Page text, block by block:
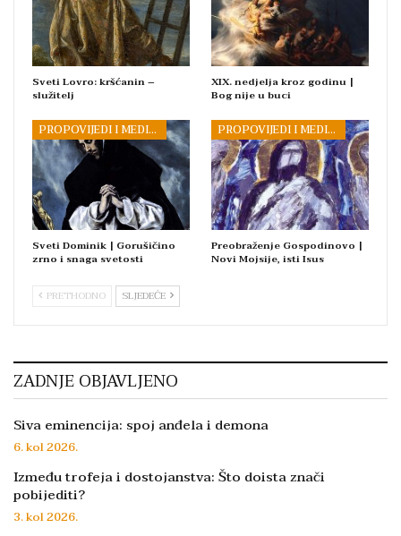
Sveti Lovro: kršćanin –
služitelj
XIX. nedjelja kroz godinu |
Bog nije u buci
PROPOVIJEDI I MEDITACIJE
Sveti Dominik | Gorušičino
zrno i snaga svetosti
PROPOVIJEDI I MEDITACIJE
Preobraženje Gospodinovo |
Novi Mojsije, isti Isus
PRETHODNO SLJEDEĆE
ZADNJE OBJAVLJENO
Siva eminencija: spoj anđela i demona
6. kol 2026.
Između trofeja i dostojanstva: Što doista znači
pobijediti?
3. kol 2026.